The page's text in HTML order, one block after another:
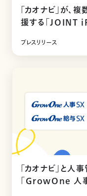
「カオナビ」が、
援する「JOINT
プレスリリース
「カオナビ」と人
「GrowOne 人